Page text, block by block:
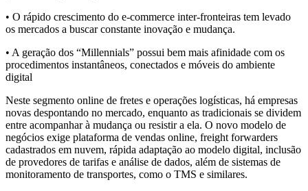
• O rápido crescimento do e-commerce inter-fronteiras tem levado
os mercados a buscar constante inovação e mudança.
• A geração dos “Millennials” possui bem mais afinidade com os
procedimentos instantâneos, conectados e móveis do ambiente
digital
Neste segmento online de fretes e operações logísticas, há empresas
novas despontando no mercado, enquanto as tradicionais se dividem
entre acompanhar à mudança ou resistir a ela. O novo modelo de
negócios exige plataforma de vendas online, freight forwarders
cadastrados em nuvem, rápida adaptação ao modelo digital, inclusão
de provedores de tarifas e análise de dados, além de sistemas de
monitoramento de transportes, como o TMS e similares.